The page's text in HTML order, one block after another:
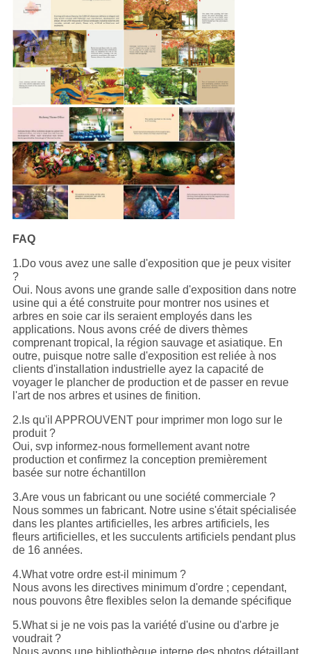
FAQ
1.Do vous avez une salle d'exposition que je peux visiter
?
Oui. Nous avons une grande salle d'exposition dans notre
usine qui a été construite pour montrer nos usines et
arbres en soie car ils seraient employés dans les
applications. Nous avons créé de divers thèmes
comprenant tropical, la région sauvage et asiatique. En
outre, puisque notre salle d'exposition est reliée à nos
clients d'installation industrielle ayez la capacité de
voyager le plancher de production et de passer en revue
l'art de nos arbres et usines de finition.
2.Is qu'il APPROUVENT pour imprimer mon logo sur le
produit ?
Oui, svp informez-nous formellement avant notre
production et confirmez la conception premièrement
basée sur notre échantillon
3.Are vous un fabricant ou une société commerciale ?
Nous sommes un fabricant. Notre usine s'était spécialisée
dans les plantes artificielles, les arbres artificiels, les
fleurs artificielles, et les succulents artificiels pendant plus
de 16 années.
4.What votre ordre est-il minimum ?
Nous avons les directives minimum d'ordre ; cependant,
nous pouvons être flexibles selon la demande spécifique
5.What si je ne vois pas la variété d'usine ou d'arbre je
voudrait ?